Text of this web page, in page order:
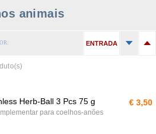
animais
ENTRADA
Herb-Ball 3 Pcs 75 g
para coelhos-anões
€ 3,50